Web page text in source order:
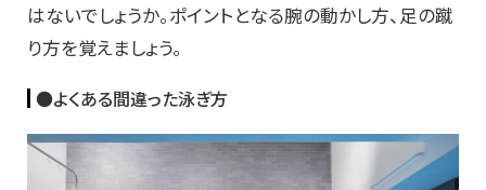
はないでしょうか。ポイントとなる腕の動かし方、足の蹴
り方を覚えましょう。
●よくある間違った泳ぎ方